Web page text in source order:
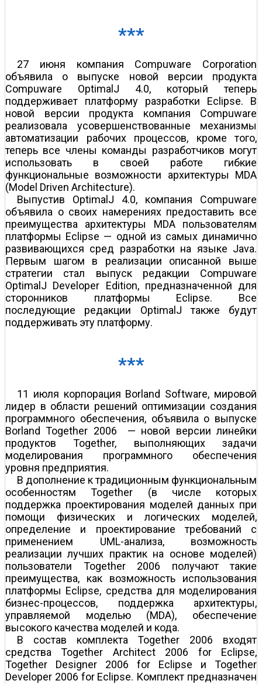
***
27 июня компания Compuware Corporation
объявила о выпуске новой версии продукта
Compuware OptimalJ 4.0, который теперь
поддерживает платформу разработки Eclipse. В
новой версии продукта компания Compuware
реализовала усовершенствованные механизмы
автоматизации рабочих процессов, кроме того,
теперь все члены команды разработчиков могут
использовать в своей работе гибкие
функциональные возможности архитектуры MDA
(Model Driven Architecture).
Выпустив OptimalJ 4.0, компания Compuware
объявила о своих намерениях предоставить все
преимущества архитектуры MDA пользователям
платформы Eclipse — одной из самых динамично
развивающихся сред разработки на языке Java.
Первым шагом в реализации описанной выше
стратегии стал выпуск редакции Compuware
OptimalJ Developer Edition, предназначенной для
сторонников платформы Eclipse. Все
последующие редакции OptimalJ также будут
поддерживать эту платформу.
***
11 июля корпорация Borland Software, мировой
лидер в области решений оптимизации создания
программного обеспечения, объявила о выпуске
Borland Together 2006 — новой версии линейки
продуктов Together, выполняющих задачи
моделирования программного обеспечения
уровня предприятия.
В дополнение к традиционным функциональным
особенностям Together (в числе которых
поддержка проектирования моделей данных при
помощи физических и логических моделей,
определение и проектирование требований с
применением UML-анализа, возможность
реализации лучших практик на основе моделей)
пользователи Together 2006 получают такие
преимущества, как возможность использования
платформы Eclipse, средства для моделирования
бизнес-процессов, поддержка архитектуры,
управляемой моделью (MDA), обеспечение
высокого качества моделей и кода.
В состав комплекта Together 2006 входят
средства Together Architect 2006 for Eclipse,
Together Designer 2006 for Eclipse и Together
Developer 2006 for Eclipse. Комплект предназначен